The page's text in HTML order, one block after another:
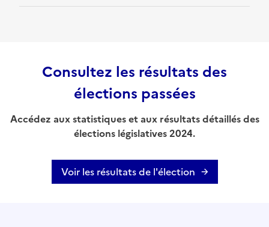
Consultez les résultats des
élections passées
Accédez aux statistiques et aux résultats détaillés des
élections législatives 2024.
Voir les résultats de l'élection